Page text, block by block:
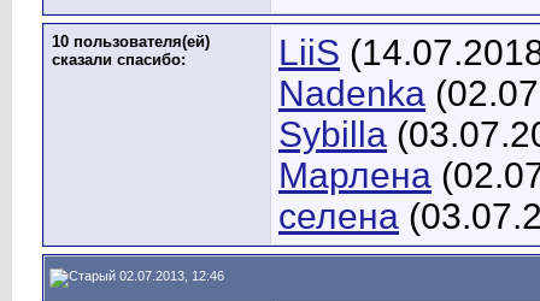
10 пользователя(ей)
сказали cпасибо:
LiiS
Nadenka
Sybilla
Марлена
селена
02.07.2013, 12:46